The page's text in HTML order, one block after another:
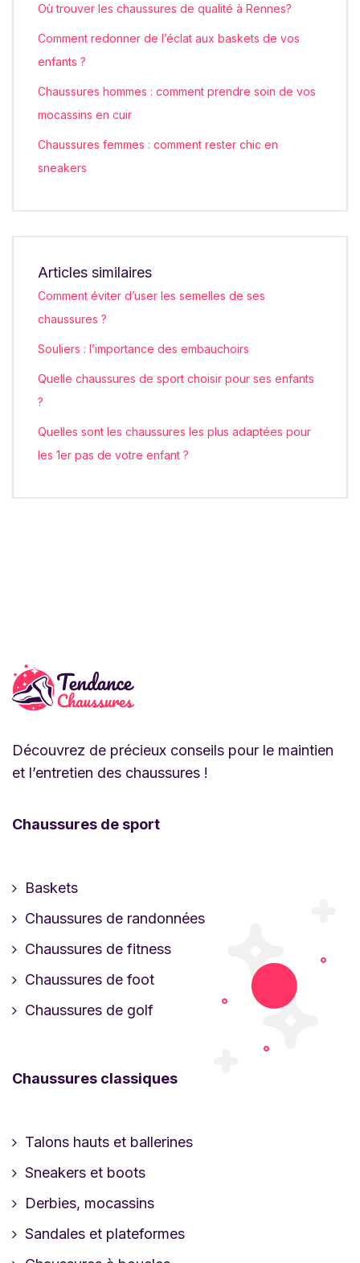
Où trouver les chaussures de qualité à Rennes?
Comment redonner de l’éclat aux baskets de vos
enfants ?
Chaussures hommes : comment prendre soin de vos
mocassins en cuir
Chaussures femmes : comment rester chic en
sneakers
Articles similaires
Comment éviter d’user les semelles de ses
chaussures ?
Souliers : l’importance des embauchoirs
Quelle chaussures de sport choisir pour ses enfants
?
Quelles sont les chaussures les plus adaptées pour
les 1er pas de votre enfant ?
Découvrez de précieux conseils pour le maintien
et l’entretien des chaussures !
Chaussures de sport
Baskets
Chaussures de randonnées
Chaussures de fitness
Chaussures de foot
Chaussures de golf
Chaussures classiques
Talons hauts et ballerines
Sneakers et boots
Derbies, mocassins
Sandales et plateformes